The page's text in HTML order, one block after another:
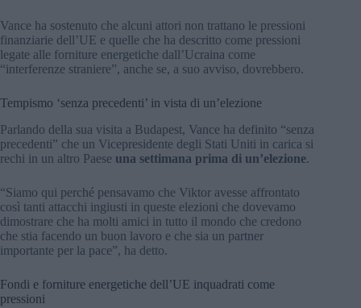
Vance ha sostenuto che alcuni attori non trattano le pressioni
finanziarie dell’UE e quelle che ha descritto come pressioni
legate alle forniture energetiche dall’Ucraina come
“interferenze straniere”, anche se, a suo avviso, dovrebbero.
Tempismo ‘senza precedenti’ in vista di un’elezione
Parlando della sua visita a Budapest, Vance ha definito “senza
precedenti” che un Vicepresidente degli Stati Uniti in carica si
rechi in un altro Paese una settimana prima di un’elezione.
“Siamo qui perché pensavamo che Viktor avesse affrontato
così tanti attacchi ingiusti in queste elezioni che dovevamo
dimostrare che ha molti amici in tutto il mondo che credono
che stia facendo un buon lavoro e che sia un partner
importante per la pace”, ha detto.
Fondi e forniture energetiche dell’UE inquadrati come
pressioni